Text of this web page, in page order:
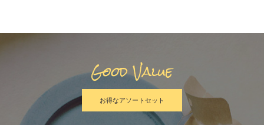
Good Value
お得なアソートセット